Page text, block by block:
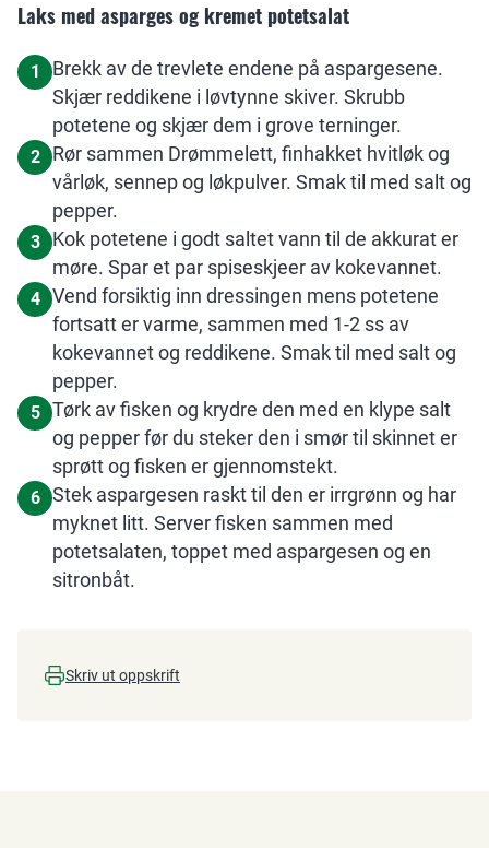
Laks med asparges og kremet potetsalat
1
Brekk av de trevlete endene på aspargesene.
Skjær reddikene i løvtynne skiver. Skrubb
potetene og skjær dem i grove terninger.
2
Rør sammen Drømmelett, finhakket hvitløk og
vårløk, sennep og løkpulver. Smak til med salt og
pepper.
3
Kok potetene i godt saltet vann til de akkurat er
møre. Spar et par spiseskjeer av kokevannet.
4
Vend forsiktig inn dressingen mens potetene
fortsatt er varme, sammen med 1-2 ss av
kokevannet og reddikene. Smak til med salt og
pepper.
5
Tørk av fisken og krydre den med en klype salt
og pepper før du steker den i smør til skinnet er
sprøtt og fisken er gjennomstekt.
6
Stek aspargesen raskt til den er irrgrønn og har
myknet litt. Server fisken sammen med
potetsalaten, toppet med aspargesen og en
sitronbåt.
Skriv ut oppskrift